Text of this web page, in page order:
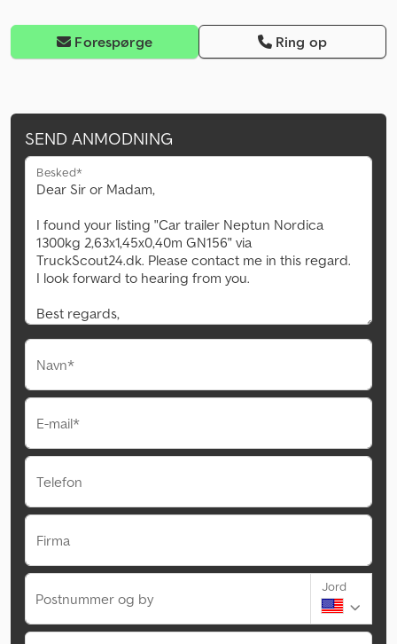
Forespørge Ring op
SEND ANMODNING
Besked*
Navn*
E-mail*
Telefon
Firma
Postnummer og by
Jord